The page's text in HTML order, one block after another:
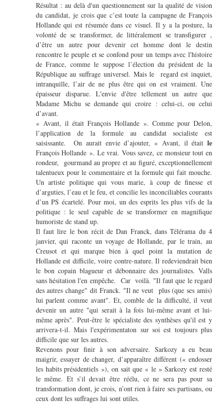
Résultat : au delà d'un questionnement sur la qualité de vision
du candidat, je crois que c’est toute la campagne de François
Hollande qui est résumée dans ce visuel. Il y a la posture, la
volonté de se transformer, de littéralement se transfigurer ,
d’être un autre pour devenir cet homme dont le destin
rencontre le peuple et se confond pour un temps avec l'histoire
de France, comme le suppose l’élection du président de la
République au suffrage universel. Mais le regard est inquiet,
intranquille, l’air de ne plus être qui on est vraiment. Une
épaisseur disparue. L'envie d'être tellement un autre que
Madame Michu se demande qui croire : celui-ci, ou celui
d’avant.
« Avant, il était François Hollande ». Comme pour Delon,
l’application de la formule au candidat socialiste est
saisissante.
On aurait envie d’ajouter, « Avant, il étaitle
François Hollande ». Le vrai. Vous savez, ce monsieur tout en
rondeur,
gourmand au propre et au figuré, exceptionnellement
talentueux pour le commentaire et la formule qui fait mouche.
Un artiste politique qui vous marie, à coup de finesse et
d’arguties, l’eau et le feu, et concilie les inconciliables courants
d’un PS écartelé. Pour moi, un des esprits les plus vifs de la
politique : le seul capable de se transformer en magnifique
humoriste de stand up.
Il faut lire le bon récit de Dan Franck, dans Télérama du 4
janvier, qui raconte un voyage de Hollande, par le train, au
Creusot et qui marque bien à quel point la mutation de
Hollande est difficile, voire contre-nature. Il redeviendrait bien
le bon copain blagueur et débonnaire des journalistes. Valls
sans hésitation l'en empêche. Car voilà. "Il faut que le regard
des autres change" dit Franck. "Il ne veut plus (que ses amis)
lui parlent comme avant". Et, comble de la difficulté, il veut
devenir un autre "qui serait à la fois lui-même avant et lui-
même après". Peut-être le spécialiste des synthèses qu'il est y
arrivera-t-il. Mais l'expérimentaton sur soi est toujours plus
difficile que sur les autres.
Revenons pour finir à son adversaire. Sarkozy a eu beau
maigrir, essayer de changer, d’apparaître différent (« endosser
les habits présidentiels »), on sait que « le » Sarkozy est resté
le même. Et s’il devait être réélu, ce ne sera pas pour sa
transformation dont, je crois, n’ont rien à faire ses partisans, ou
ceux dont les suffrages lui sont utiles.